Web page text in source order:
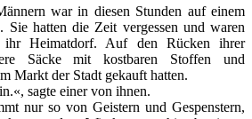
war in diesen Stunden auf einem
Sie hatten die Zeit vergessen und waren
Heimatdorf. Auf den Rücken ihrer
Säcke mit kostbaren Stoffen und
Markt der Stadt gekauft hatten.
sagte einer von ihnen.
nur so von Geistern und Gespenstern,